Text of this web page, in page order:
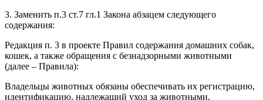
3. Заменить п.3 ст.7 гл.1 Закона абзацем следующего
содержания:
Редакция п. 3 в проекте Правил содержания домашних собак,
кошек, а также обращения с безнадзорными животными
(далее – Правила):
Владельцы животных обязаны обеспечивать их регистрацию,
идентификацию, надлежащий уход за животными,